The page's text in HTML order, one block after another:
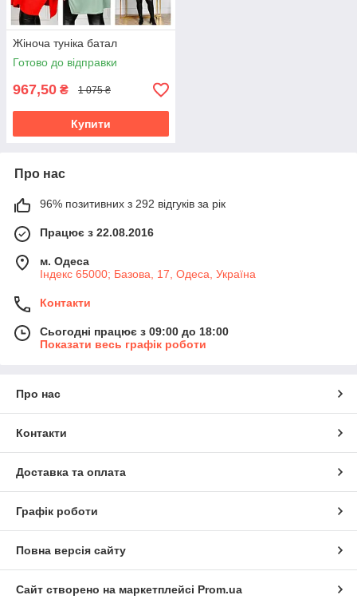
Жіноча туніка батал
Готово до відправки
967,50 ₴ 1 075 ₴
Купити
Про нас
96% позитивних з 292 відгуків за рік
Працює з 22.08.2016
м. Одеса
Індекс 65000; Базова, 17, Одеса, Україна
Контакти
Сьогодні працює з 09:00 до 18:00
Показати весь графік роботи
Про нас
Контакти
Доставка та оплата
Графік роботи
Повна версія сайту
Сайт створено на маркетплейсі Prom.ua